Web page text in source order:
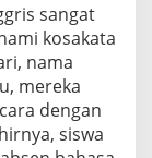
sangat
kosakata
nama
mereka
dengan
siswa